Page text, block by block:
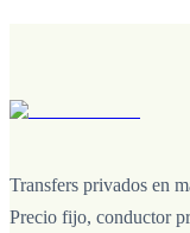
Transfers privados en
Precio fijo, conductor